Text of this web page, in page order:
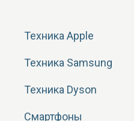
Техника Apple
Техника Samsung
Техника Dyson
Смартфоны